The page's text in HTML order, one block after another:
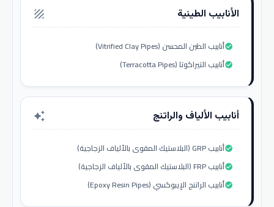
الأنابيب الطينية texture
أنابيب الطين المحسن (Vitrified Clay Pipes)check_circle
أنابيب التيراكوتا (Terracotta Pipes)check_circle
أنابيب الألياف والراتنج auto_awesome
أنابيب GRP (البلاستيك المقوى بالألياف الزجاجية)check_circle
أنابيب FRP (البلاستيك المقوى بالألياف الزجاجية)check_circle
أنابيب الراتنج الإيبوكسي (Epoxy Resin Pipes)check_circle